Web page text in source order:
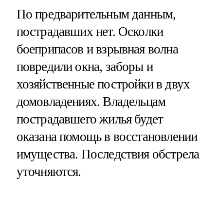
По предварительным данным,
пострадавших нет. Осколки
боеприпасов и взрывная волна
повредили окна, заборы и
хозяйственные постройки в двух
домовладениях. Владельцам
пострадавшего жилья будет
оказана помощь в восстановлении
имущества. Последствия обстрела
уточняются.